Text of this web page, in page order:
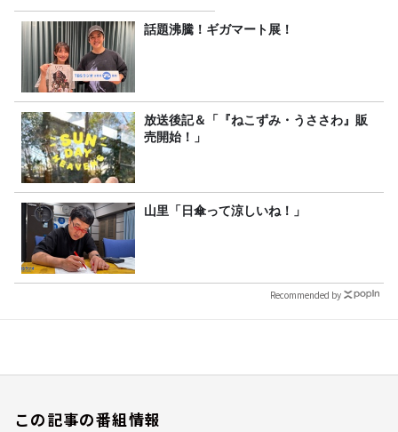
話題沸騰！ギガマート展！
放送後記＆「『ねこずみ・うささわ』販
売開始！」
山里「日傘って涼しいね！」
Recommended by
この記事の番組情報